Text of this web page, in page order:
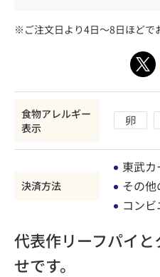
※ご注文日より4日～8日ほどで
食物アレルギー
表示
決済方法
東武カ
その他
コンビ
代表作リーフパイ
せです。